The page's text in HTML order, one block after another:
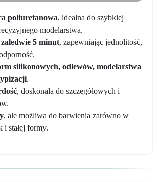
poliuretanowa, idealna do szybkiej
modelarstwa.
5 minut, zapewniając jednolitość,
silikonowych, odlewów, modelarstwa
.
, doskonała do szczegółowych i
, ale możliwa do barwienia zarówno w
i stałej formy.